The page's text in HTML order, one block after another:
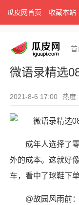
瓜皮网首页 收藏本站
首
微语录精选
2021-8-6 17:00 热度
成年人选择了
外的成本。这就好
车，看中了球鞋下
@故园风雨前